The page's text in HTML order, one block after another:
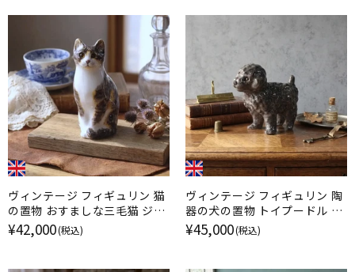
ヴィンテージ フィギュリン 猫
の置物 おすましな三毛猫 ジェ
ニー・ウィンスタンレイ イギリ
¥42,000(税込)
ヴィンテージ フィギュリン 陶
器の犬の置物 トイプードル ケ
ンジントンドッグ / ジェニー・
ウィンスタンレイ イギリス
¥45,000(税込)